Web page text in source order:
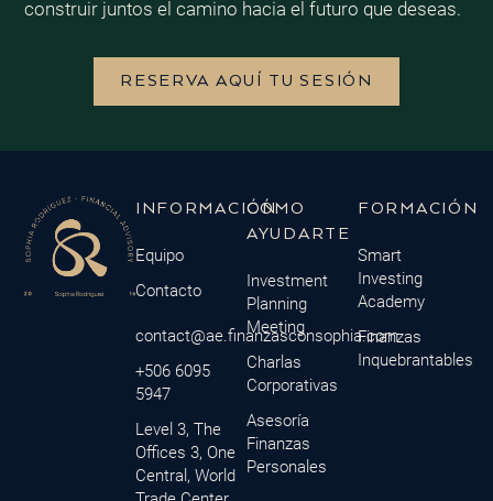
construir juntos el camino hacia el futuro que deseas.
RESERVA AQUÍ TU SESIÓN
INFORMACIÓN
Equipo
Contacto
contact@ae.finanzasconsophia.com
+506 6095
5947
Level 3, The
Offices 3, One
Central, World
CÓMO
AYUDARTE
Investment
Planning
Meeting
Charlas
Corporativas
Asesoría
Finanzas
Personales
FORMACIÓN
Smart
Investing
Academy
Finanzas
Inquebrantables